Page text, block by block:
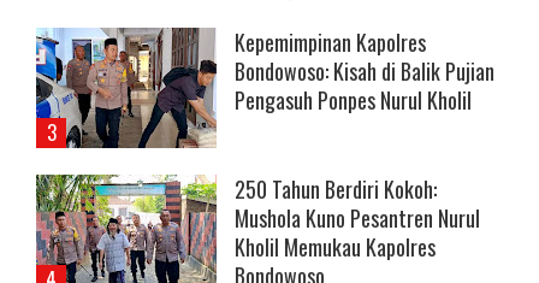
Kepemimpinan Kapolres
Bondowoso: Kisah di Balik Pujian
Pengasuh Ponpes Nurul Kholil
250 Tahun Berdiri Kokoh:
Mushola Kuno Pesantren Nurul
Kholil Memukau Kapolres
Bondowoso